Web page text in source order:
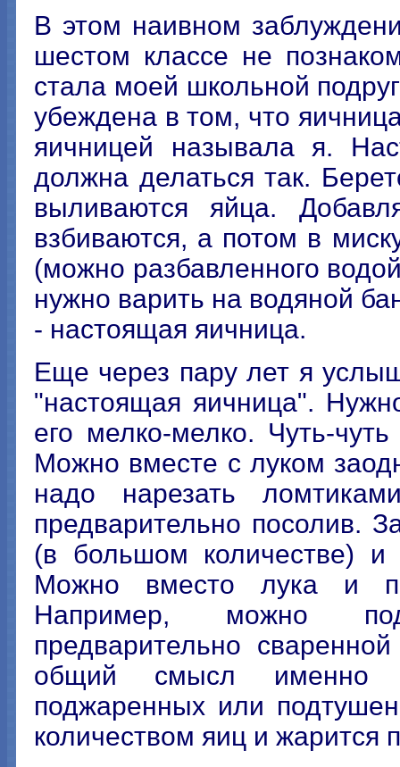
В этом наивном
шестом классе не
стала моей школьной
убеждена в том, что
яичницей называла я.
должна делаться так.
выливаются яйца.
взбиваются, а потом в
(можно разбавленного
нужно варить на водяной
- настоящая яичница.
Еще через пару лет я
"настоящая яичница".
его мелко-мелко. Чуть-
Можно вместе с луком
надо нарезать
предварительно посолив.
(в большом количестве) и
Можно вместо лука и
Например, можно
предварительно
общий смысл именно
поджаренных или
количеством яиц и